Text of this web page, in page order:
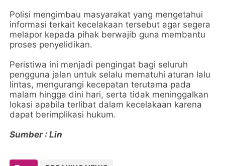
Polisi mengimbau masyarakat yang mengetahui
informasi terkait kecelakaan tersebut agar segera
melapor kepada pihak berwajib guna membantu
proses penyelidikan.
Peristiwa ini menjadi pengingat bagi seluruh
pengguna jalan untuk selalu mematuhi aturan lalu
lintas, mengurangi kecepatan terutama pada
malam hingga dini hari, serta tidak meninggalkan
lokasi apabila terlibat dalam kecelakaan karena
dapat berimplikasi hukum.
Sumber : Lin